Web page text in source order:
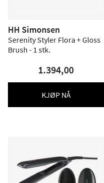
HH Simonsen
Serenity Styler Flora + Gloss
Brush - 1 stk.
1.394,00
KJØP NÅ